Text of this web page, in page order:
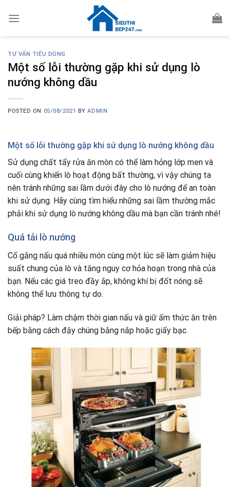
TƯ VẤN TIÊU DÙNG
Một số lỗi thường gặp khi sử dụng lò
nướng không dầu
POSTED ON 05/08/2021 BYADMIN
Một số lỗi thường gặp khi sử dụng lò nướng không dầu
Sử dụng chất tẩy rửa ăn mòn có thể làm hỏng lớp men và
cuối cùng khiến lò hoạt động bất thường, vì vậy chúng ta
nên tránh những sai lầm dưới đây cho lò nướng để an toàn
khi sử dụng. Hãy cùng tìm hiểu những sai lầm thường mắc
phải khi sử dụng lò nướng không dầu mà bạn cần tránh nhé!
Quá tải lò nướng
Cố gắng nấu quá nhiều món cùng một lúc sẽ làm giảm hiệu
suất chung của lò và tăng nguy cơ hỏa hoạn trong nhà của
bạn. Nếu các giá treo đầy ắp, không khí bị đốt nóng sẽ
không thể lưu thông tự do.
Giải pháp? Làm chậm thời gian nấu và giữ ấm thức ăn trên
bếp bằng cách đậy chúng bằng nắp hoặc giấy bạc.